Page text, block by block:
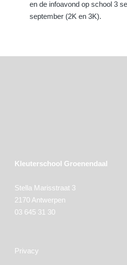
en de infoavond op school 3
september (2K en 3K).
Kleuterschool Groenendaal
Stella Marisstraat 3
2170 Antwerpen
03 645 31 30
Privacy